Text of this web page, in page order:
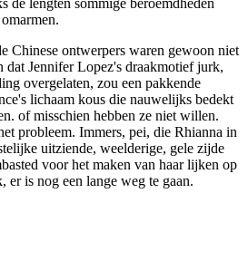
Chinese ontwerpers waren gewoon niet
dat Jennifer Lopez's draakmotief jurk,
overgelaten, zou een pakkende
lichaam kous die nauwelijks bedekt
of misschien hebben ze niet willen.
probleem. Immers, pei, die Rhianna in
uitziende, weelderige, gele zijde
voor het maken van haar lijken op
er is nog een lange weg te gaan.